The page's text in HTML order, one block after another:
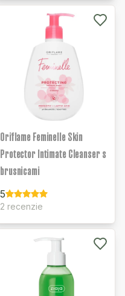
Oriflame Feminelle Skin
Protector Intimate Cleanser s
brusnicami
5
2 recenzie